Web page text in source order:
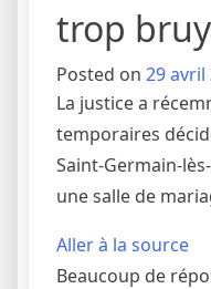
trop
Posted on 29 avril
La justice a
temporaires
Saint-Germain-
une salle de
Aller à la source
Beaucoup de